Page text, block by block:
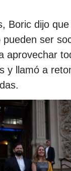
Boric dijo
ser
aprovechar
y llamó a